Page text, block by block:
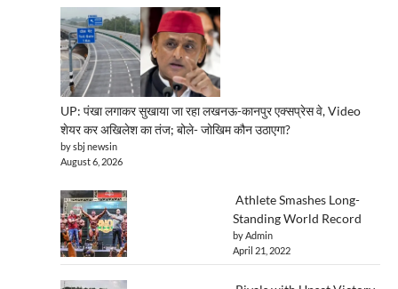
UP: पंखा लगाकर सुखाया जा रहा लखनऊ-कानपुर एक्सप्रेस वे, Video
शेयर कर अखिलेश का तंज; बोले- जोखिम कौन उठाएगा?
by sbj newsin
August 6, 2026
Athlete Smashes Long-
Standing World Record
by Admin
April 21, 2022